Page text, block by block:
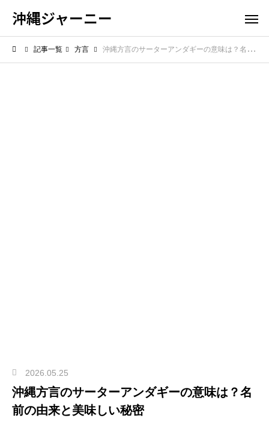
沖縄ジャーニー
記事一覧 方言 沖縄方言のサーターアンダギーの意味は？名前の由来と美味しい秘密
2026.05.25
沖縄方言のサーターアンダギーの意味は？名
前の由来と美味しい秘密